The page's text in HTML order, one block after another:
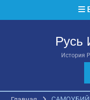
Русь
История